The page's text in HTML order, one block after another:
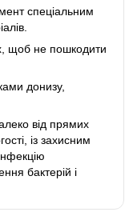
спеціальним
щоб не пошкодити
донизу,
від прямих
із захисним
бактерій і